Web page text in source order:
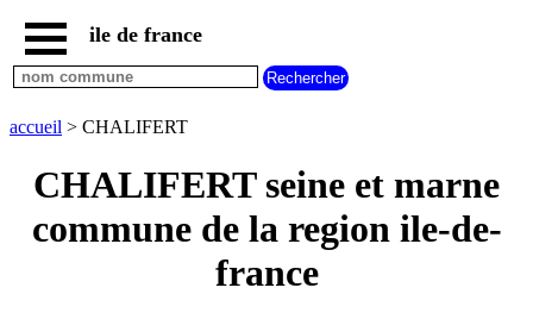
accueil
paris
communes
communes
hauts
seine
ile de france
accueil > CHALIFERT
CHALIFERT seine et marne
commune de la region ile-de-
france